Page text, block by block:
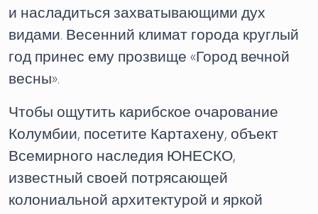
и насладиться захватывающими дух
видами. Весенний климат города круглый
год принес ему прозвище «Город вечной
весны».
Чтобы ощутить карибское очарование
Колумбии, посетите Картахену, объект
Всемирного наследия ЮНЕСКО,
известный своей потрясающей
колониальной архитектурой и яркой